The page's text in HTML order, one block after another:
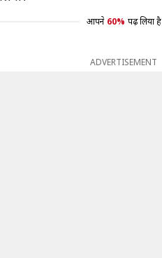
आपने 60% पढ़ लिया है
ADVERTISEMENT